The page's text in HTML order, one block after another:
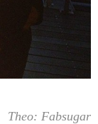
Theo: Fabsugar